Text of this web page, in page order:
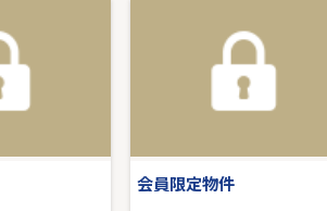
会員限定物件